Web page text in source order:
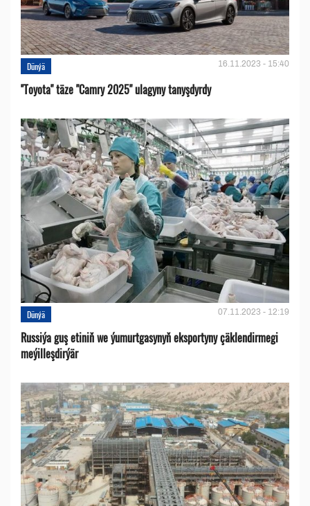
Dünýä 16.11.2023 - 15:40
''Toyota" täze "Camry 2025" ulagyny tanyşdyrdy
Dünýä 07.11.2023 - 12:19
Russiýa guş etiniň we ýumurtgasynyň eksportyny çäklendirmegi
meýilleşdirýär